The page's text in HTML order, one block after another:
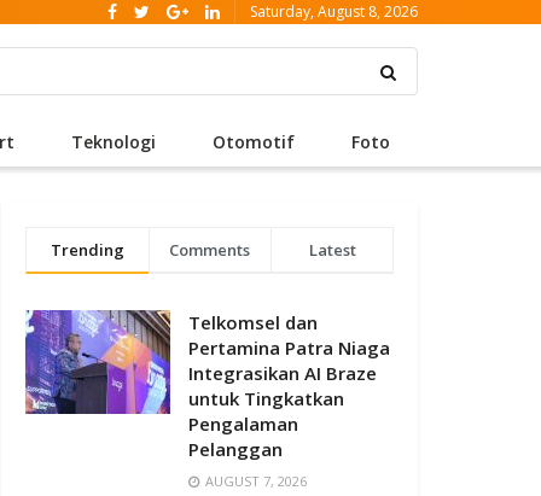
Saturday, August 8, 2026
Teknologi Otomotif Foto
Trending Comments Latest
Telkomsel dan
Pertamina Patra Niaga
Integrasikan AI Braze
untuk Tingkatkan
Pengalaman
Pelanggan
AUGUST 7, 2026